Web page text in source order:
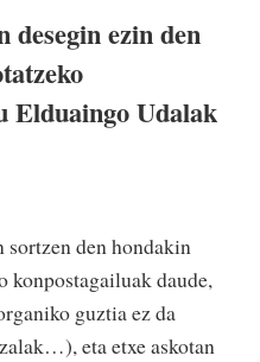
desegin ezin den
Elduaingo Udalak
sortzen den hondakin
konpostagailuak daude,
guztia ez da
eta etxe askotan